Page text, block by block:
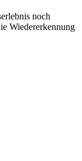
noch
Wiedererkennung